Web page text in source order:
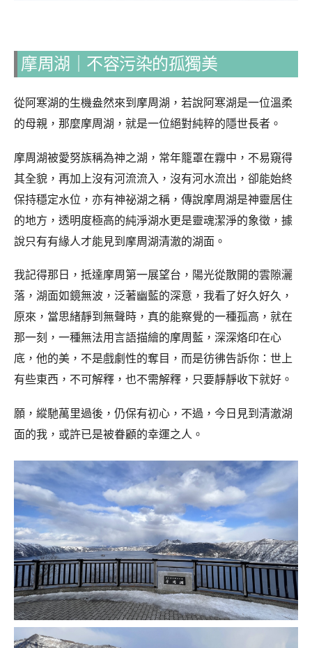
摩周湖｜不容污染的孤獨美
從阿寒湖的生機盎然來到摩周湖，若說阿寒湖是一位溫柔
的母親，那麼摩周湖，就是一位絕對純粹的隱世長者。
摩周湖被愛努族稱為神之湖，常年籠罩在霧中，不易窺得
其全貌，再加上沒有河流流入，沒有河水流出，卻能始終
保持穩定水位，亦有神祕湖之稱，傳說摩周湖是神靈居住
的地方，透明度極高的純淨湖水更是靈魂潔淨的象徵，據
說只有有緣人才能見到摩周湖清澈的湖面。
我記得那日，抵達摩周第一展望台，陽光從散開的雲隙灑
落，湖面如鏡無波，泛著幽藍的深意，我看了好久好久，
原來，當思緒靜到無聲時，真的能察覺的一種孤高，就在
那一刻，一種無法用言語描繪的摩周藍，深深烙印在心
底，他的美，不是戲劇性的奪目，而是彷彿告訴你：世上
有些東西，不可解釋，也不需解釋，只要靜靜收下就好。
願，縱馳萬里過後，仍保有初心，不過，今日見到清澈湖
面的我，或許已是被眷顧的幸運之人。